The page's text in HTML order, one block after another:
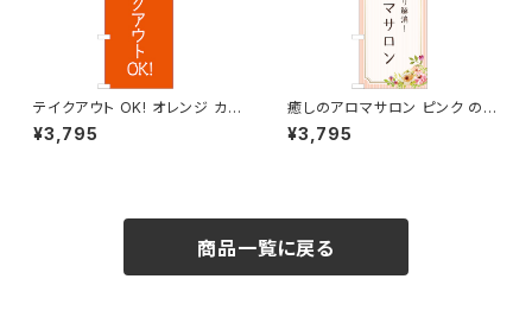
テイクアウト OK! オレンジ カフ
ェ コーヒー のぼり旗
¥3,795
癒しのアロマサロン ピンク のぼ
り旗
¥3,795
商品一覧に戻る